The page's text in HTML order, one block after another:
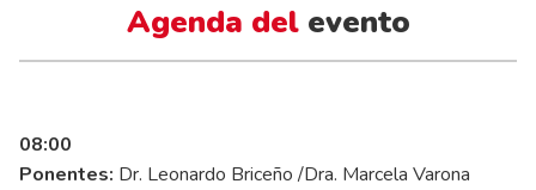
Agenda delevento
08:00
Ponentes: Dr. Leonardo Briceño /Dra. Marcela Varona